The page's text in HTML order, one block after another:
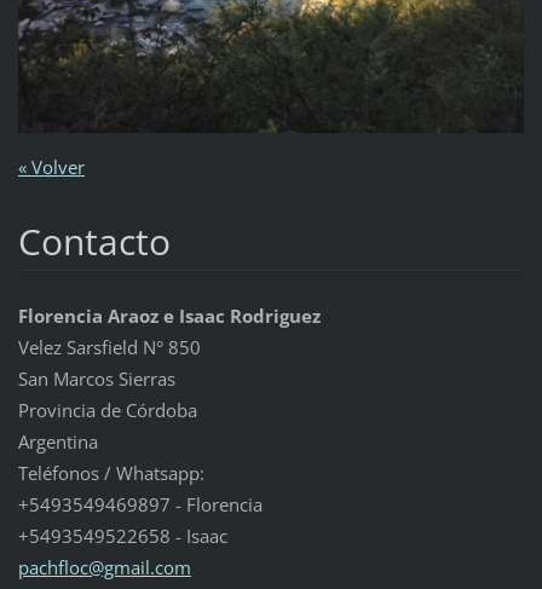
« Volver
Contacto
Florencia Araoz e Isaac Rodriguez
Velez Sarsfield N° 850
San Marcos Sierras
Provincia de Córdoba
Argentina
Teléfonos / Whatsapp:
+5493549469897 - Florencia
+5493549522658 - Isaac
pachfloc@gmail.com